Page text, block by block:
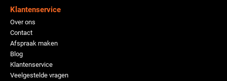
Klantenservice
Over ons
Contact
Afspraak maken
Blog
Klantenservice
Veelgestelde vragen